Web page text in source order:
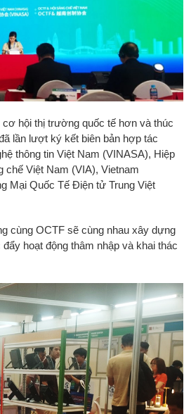
hội thị trường quốc tế hơn và thúc
lần lượt ký kết biên bản hợp tác
thông tin Việt Nam (VINASA), Hiệp
Việt Nam (VIA), Vietnam
Mại Quốc Tế Điện tử Trung Việt
cùng OCTF sẽ cùng nhau xây dựng
hoạt động thâm nhập và khai thác